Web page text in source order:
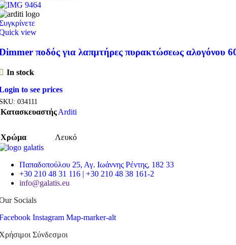
view
ποδός για λαπμτήρες πυρακτώσεως αλογόνου
In stock
to see prices
034111
ΚατασκευαστήςArditi
Χρώμα Λευκό
Παπαδοπούλου 25, Αγ. Ιωάννης Ρέντης, 182 33
+30 210 48 31 116 | +30 210 48 38 161-2
info@galatis.eu
Socials
Instagram Map-marker-alt
Σύνδεσμοι